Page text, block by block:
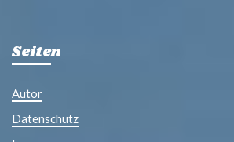
Seiten
Autor
Datenschutz